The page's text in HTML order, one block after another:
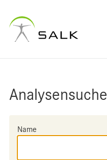
Analysensuche
Name